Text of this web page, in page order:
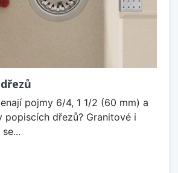
pojmy 6/4, 1 1/2 (60 mm) a
popiscích dřezů? Granitové i